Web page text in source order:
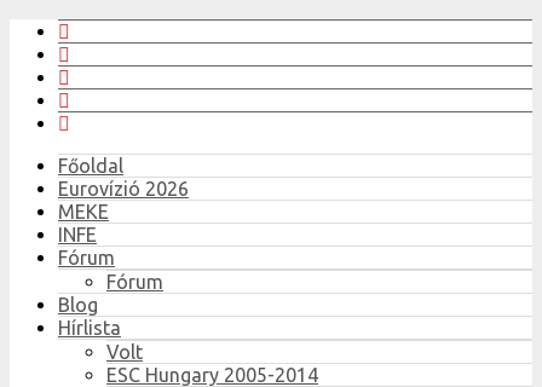
Főoldal
Eurovízió 2026
MEKE
INFE
Fórum
Fórum
Blog
Hírlista
Volt
ESC Hungary 2005-2014